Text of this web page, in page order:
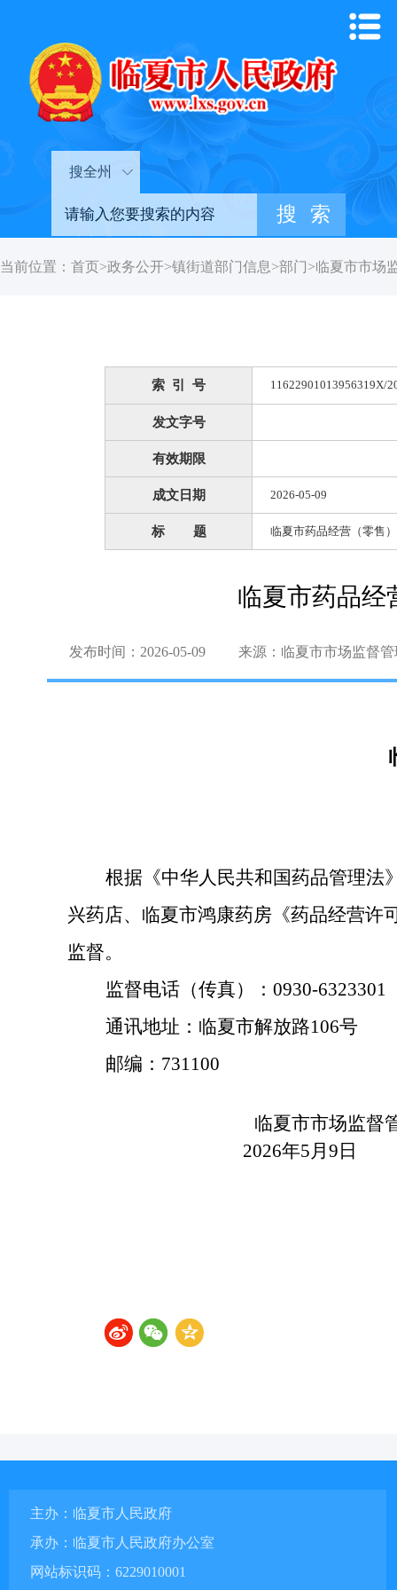
搜全州
当前位置： 首页>政务公开>镇街道部门信息>部门>临夏市市场
索 引 号 11622901013956319X/
发文字号
有效期限
成文日期 2026-05-09
标 题 临夏市药品经营（零售
临夏市药品经
发布时间：2026-05-09 来源：临夏市市场监督
根据《中华人民共和国药品管理法
兴药店、临夏市鸿康药房 《药品经营
监督。
监督电话（传真）： 0930-6323301
通讯地址：临夏市解放路106号
邮编： 731100
临夏市市场监督
2026年5月 9 日
主办：临夏市人民政府
承办：临夏市人民政府办公室
网站标识码：6229010001